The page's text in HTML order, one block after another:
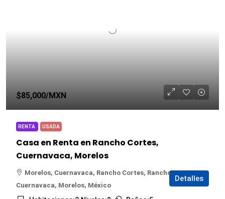
$85,000/MXN
RENTA USADA
Casa en Renta en Rancho Cortes,
Cuernavaca, Morelos
Morelos, Cuernavaca, Rancho Cortes, Rancho Cortes,
Cuernavaca, Morelos, México
Detalles